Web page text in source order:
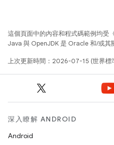
這個頁面中的內容和程式碼範例均受
Java 與 OpenJDK 是 Oracle 和/或其
上次更新時間：2026-07-15 (世界標
深入瞭解 ANDROID
Android